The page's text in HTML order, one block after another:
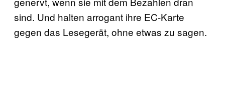
sind. Und halten arrogant ihre EC-Karte
gegen das Lesegerät, ohne etwas zu sagen.